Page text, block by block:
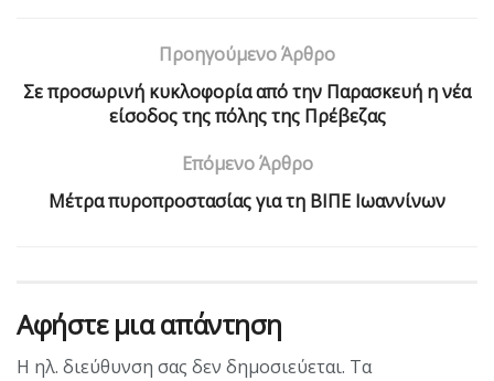
Προηγούμενο Άρθρο
Σε προσωρινή κυκλοφορία από την Παρασκευή η νέα
είσοδος της πόλης της Πρέβεζας
Επόμενο Άρθρο
Μέτρα πυροπροστασίας για τη ΒΙΠΕ Ιωαννίνων
Αφήστε μια απάντηση
Η ηλ. διεύθυνση σας δεν δημοσιεύεται. Τα